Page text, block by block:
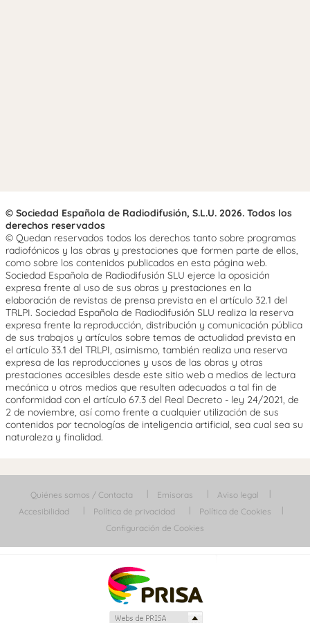
© Sociedad Española de Radiodifusión, S.L.U. 2026. Todos los
derechos reservados
© Quedan reservados todos los derechos tanto sobre programas
radiofónicos y las obras y prestaciones que formen parte de ellos,
como sobre los contenidos publicados en esta página web.
Sociedad Española de Radiodifusión SLU ejerce la oposición
expresa frente al uso de sus obras y prestaciones en la
elaboración de revistas de prensa prevista en el artículo 32.1 del
TRLPI. Sociedad Española de Radiodifusión SLU realiza la reserva
expresa frente la reproducción, distribución y comunicación pública
de sus trabajos y artículos sobre temas de actualidad prevista en
el artículo 33.1 del TRLPI, asimismo, también realiza una reserva
expresa de las reproducciones y usos de las obras y otras
prestaciones accesibles desde este sitio web a medios de lectura
mecánica u otros medios que resulten adecuados a tal fin de
conformidad con el artículo 67.3 del Real Decreto - ley 24/2021, de
2 de noviembre, así como frente a cualquier utilización de sus
contenidos por tecnologías de inteligencia artificial, sea cual sea su
naturaleza y finalidad.
Quiénes somos / Contacta Emisoras
Aviso legal
Accesibilidad
Política de privacidad
Política de Cookies
Configuración de Cookies